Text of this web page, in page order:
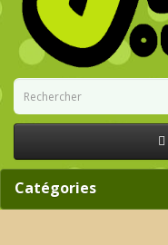
Catégories